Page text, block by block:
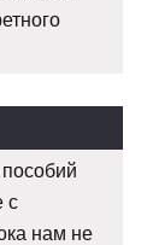
с
нам не